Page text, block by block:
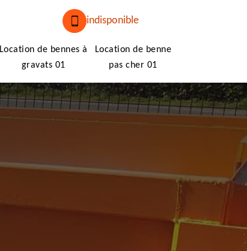
indisponible
Location de bennes à
gravats 01
Location de benne
pas cher 01